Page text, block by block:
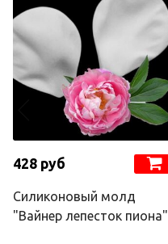
428 руб
Силиконовый молд
"Вайнер лепесток пиона"